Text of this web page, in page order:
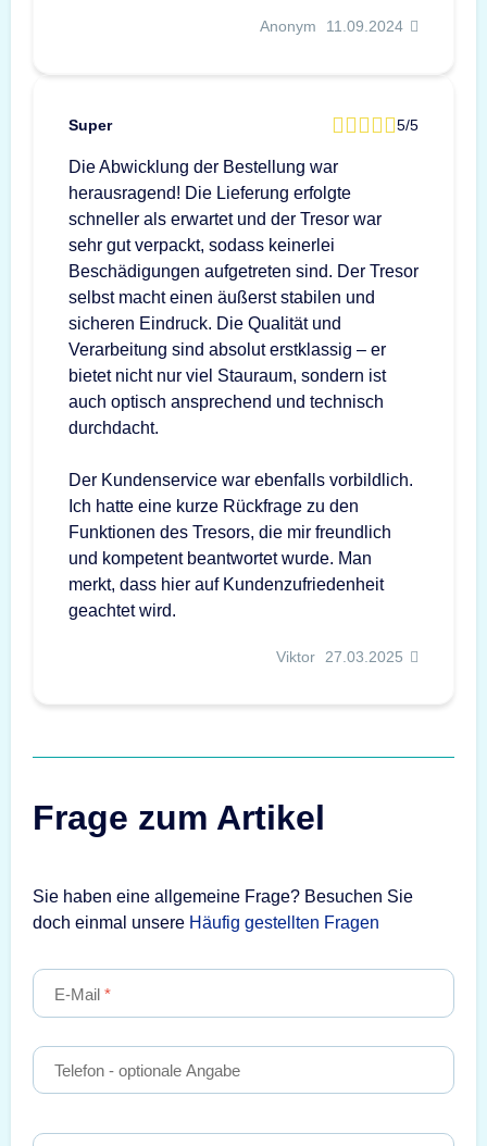
Anonym 11.09.2024
Super 5/5
Die Abwicklung der Bestellung war
herausragend! Die Lieferung erfolgte
schneller als erwartet und der Tresor war
sehr gut verpackt, sodass keinerlei
Beschädigungen aufgetreten sind. Der Tresor
selbst macht einen äußerst stabilen und
sicheren Eindruck. Die Qualität und
Verarbeitung sind absolut erstklassig – er
bietet nicht nur viel Stauraum, sondern ist
auch optisch ansprechend und technisch
durchdacht.
Der Kundenservice war ebenfalls vorbildlich.
Ich hatte eine kurze Rückfrage zu den
Funktionen des Tresors, die mir freundlich
und kompetent beantwortet wurde. Man
merkt, dass hier auf Kundenzufriedenheit
geachtet wird.
Viktor 27.03.2025
Frage zum Artikel
Sie haben eine allgemeine Frage? Besuchen Sie
doch einmal unsere Häufig gestellten Fragen
E-Mail
Telefon - optionale Angabe